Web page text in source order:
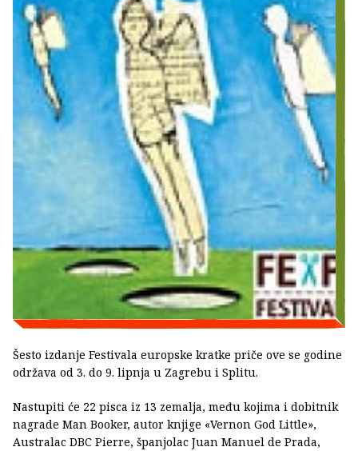
Šesto izdanje Festivala europske kratke priče ove se godine
održava od 3. do 9. lipnja u Zagrebu i Splitu.
Nastupiti će 22 pisca iz 13 zemalja, među kojima i dobitnik
nagrade Man Booker, autor knjige «Vernon God Little»,
Australac DBC Pierre, španjolac Juan Manuel de Prada,